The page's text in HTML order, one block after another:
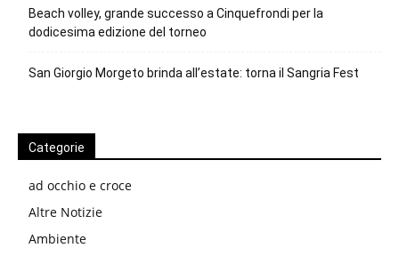
Beach volley, grande successo a Cinquefrondi per la
dodicesima edizione del torneo
San Giorgio Morgeto brinda all’estate: torna il Sangria Fest
Categorie
ad occhio e croce
Altre Notizie
Ambiente